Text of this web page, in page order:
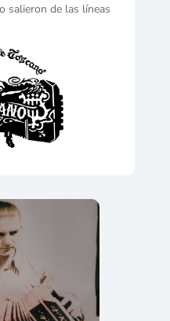
salieron de las líneas